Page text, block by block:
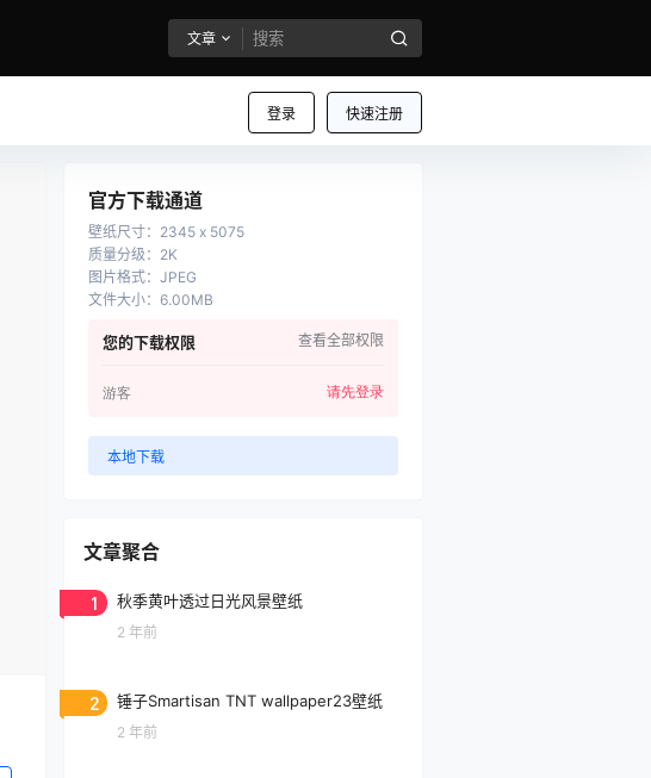
文章
登录 快速注册
官方下载通道
壁纸尺寸： 2345 x 5075
质量分级 ： 2K
图片格式： JPEG
文件大小： 6.00MB
您的下载权限 查看全部权限
游客 请先登录
本地下载
文章聚合
1 秋季黄叶透过日光风景壁纸
2 年前
2 锤子Smartisan TNT wallpaper23壁纸
2 年前